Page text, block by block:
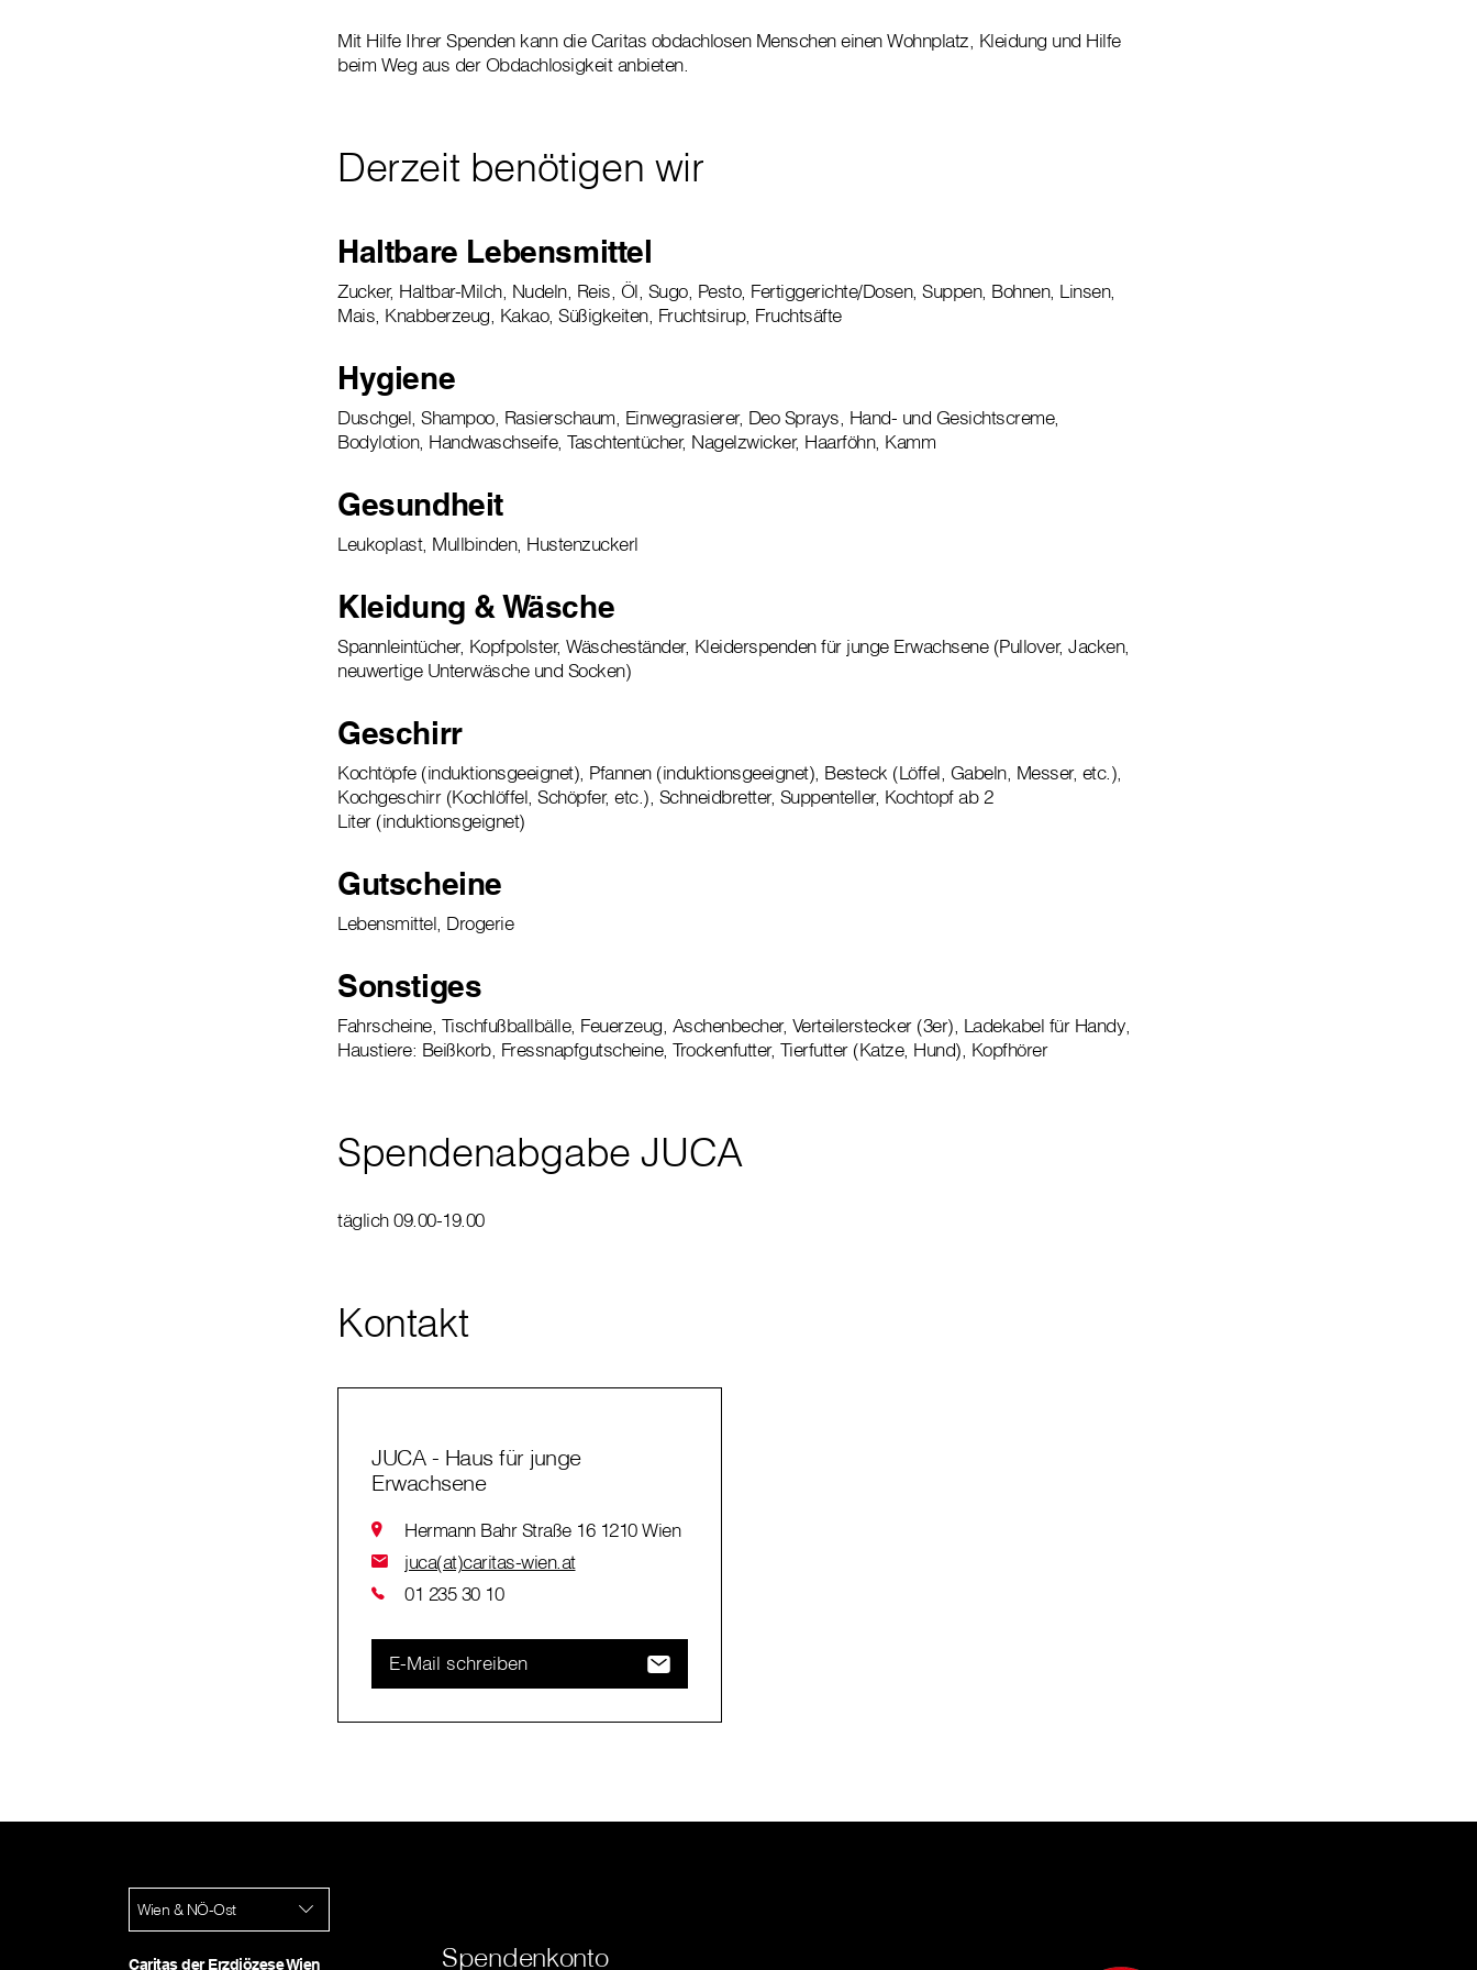
Mit Hilfe Ihrer Spenden kann die Caritas obdachlosen Menschen einen Wohnplatz, Kleidung und Hilfe
beim Weg aus der Obdachlosigkeit anbieten.
Derzeit benötigen wir
Haltbare Lebensmittel
Zucker, Haltbar-Milch, Nudeln, Reis, Öl, Sugo, Pesto, Fertiggerichte/Dosen, Suppen, Bohnen, Linsen,
Mais, Knabberzeug, Kakao, Süßigkeiten, Fruchtsirup, Fruchtsäfte
Hygiene
Duschgel, Shampoo, Rasierschaum, Einwegrasierer, Deo Sprays, Hand- und Gesichtscreme,
Bodylotion, Handwaschseife, Taschtentücher, Nagelzwicker, Haarföhn, Kamm
Gesundheit
Leukoplast, Mullbinden, Hustenzuckerl
Kleidung & Wäsche
Spannleintücher, Kopfpolster, Wäscheständer, Kleiderspenden für junge Erwachsene (Pullover, Jacken,
neuwertige Unterwäsche und Socken)
Geschirr
Kochtöpfe (induktionsgeeignet), Pfannen (induktionsgeeignet), Besteck (Löffel, Gabeln, Messer, etc.),
Kochgeschirr (Kochlöffel, Schöpfer, etc.), Schneidbretter, Suppenteller, Kochtopf ab 2
Liter (induktionsgeignet)
Gutscheine
Lebensmittel, Drogerie
Sonstiges
Fahrscheine, Tischfußballbälle, Feuerzeug, Aschenbecher, Verteilerstecker (3er), Ladekabel für Handy,
Haustiere: Beißkorb, Fressnapfgutscheine, Trockenfutter, Tierfutter (Katze, Hund), Kopfhörer
Spendenabgabe JUCA
täglich 09.00-19.00
Kontakt
JUCA - Haus für junge
Erwachsene
Hermann Bahr Straße 16 1210 Wien
juca(at)caritas-wien.at
01 235 30 10
E-Mail schreiben
Wien & NÖ-Ost
Caritas der Erzdiözese Wien Spendenkonto